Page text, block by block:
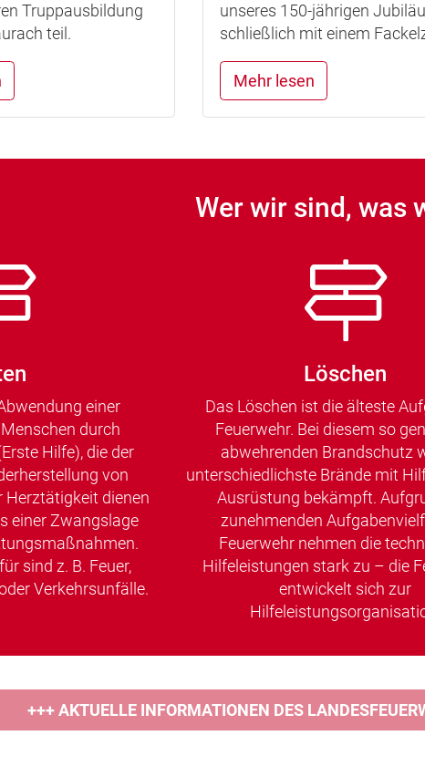
Truppausbildung
teil.
unseres 150-jährigen
schließlich mit einem
Mehr lesen
Wer wir sind, was
einer
durch
Hilfe), die der
von
Herztätigkeit dienen
einer Zwangslage
sind z. B. Feuer,
Verkehrsunfälle.
Löschen
Das Löschen ist die älteste
Feuerwehr. Bei diesem so
abwehrenden Brandschutz
unterschiedlichste Brände mit
Ausrüstung bekämpft.
zunehmenden
Feuerwehr nehmen die
Hilfeleistungen stark zu – die
entwickelt sich zur
+++ AKTUELLE INFORMATIONEN DES